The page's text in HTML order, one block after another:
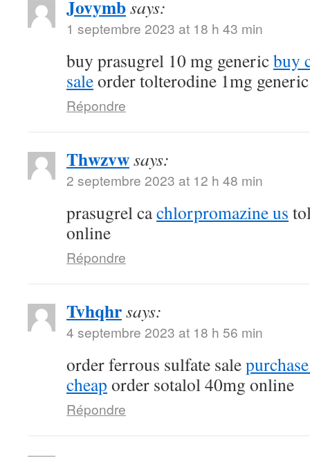
Jovymbsays:
1 septembre 2023 at 18 h 43 min
buy prasugrel 10 mg genericbuy
saleorder tolterodine 1mg generic
Répondre
Thwzvwsays:
2 septembre 2023 at 12 h 48 min
prasugrel cachlorpromazine us
online
Répondre
Tvhqhrsays:
4 septembre 2023 at 18 h 56 min
order ferrous sulfate sale
cheap order sotalol 40mg online
Répondre